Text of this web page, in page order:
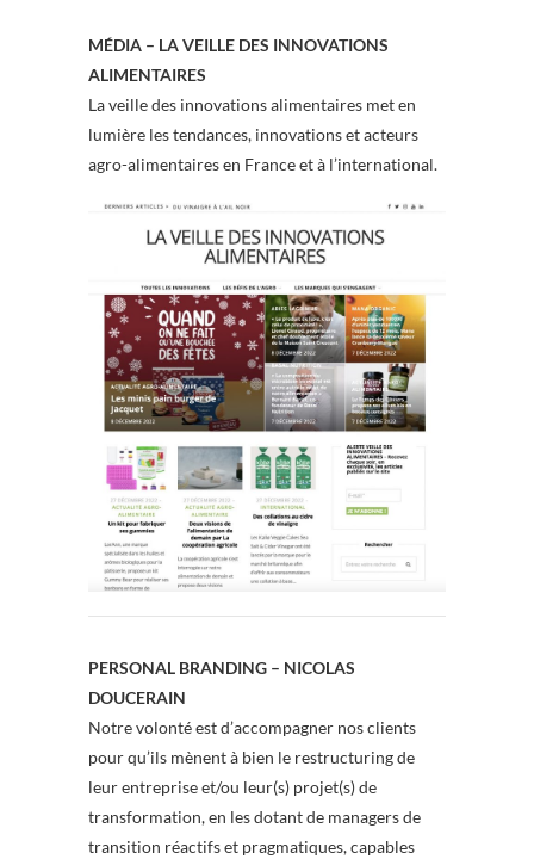
MÉDIA – LA VEILLE DES INNOVATIONS
ALIMENTAIRES
La veille des innovations alimentaires met en
lumière les tendances, innovations et acteurs
agro-alimentaires en France et à l’international.
PERSONAL BRANDING – NICOLAS
DOUCERAIN
Notre volonté est d’accompagner nos clients
pour qu’ils mènent à bien le restructuring de
leur entreprise et/ou leur(s) projet(s) de
transformation, en les dotant de managers de
transition réactifs et pragmatiques, capables